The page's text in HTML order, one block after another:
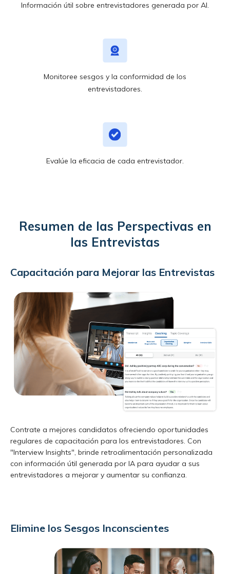
Información útil sobre entrevistadores generada por AI.
Monitoree sesgos y la conformidad de los
entrevistadores.
Evalúe la eficacia de cada entrevistador.
Resumen de las Perspectivas en
las Entrevistas
Capacitación para Mejorar las Entrevistas
Contrate a mejores candidatos ofreciendo oportunidades
regulares de capacitación para los entrevistadores. Con
"Interview Insights", brinde retroalimentación personalizada
con información útil generada por IA para ayudar a sus
entrevistadores a mejorar y aumentar su confianza.
Elimine los Sesgos Inconscientes